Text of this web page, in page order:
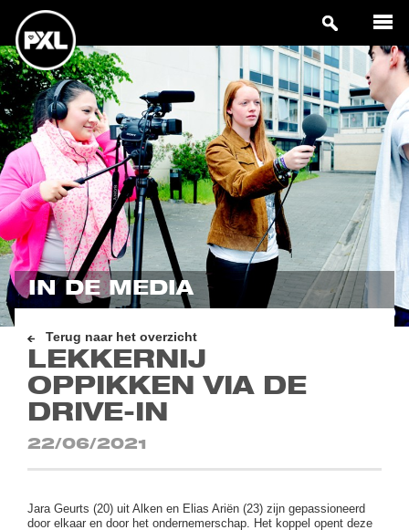
IN DE MEDIA
Terug naar het overzicht
LEKKERNIJ
OPPIKKEN VIA DE
DRIVE-IN
22/06/2021
Jara Geurts (20) uit Alken en Elias Ariën (23) zijn gepassioneerd
door elkaar en door het ondernemerschap. Het koppel opent deze